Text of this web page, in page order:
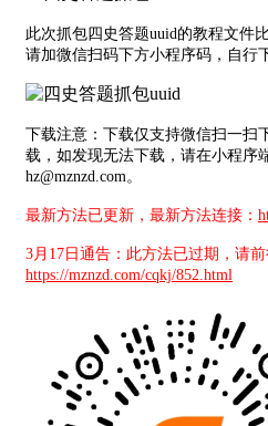
此次抓包四史答题uuid的教程文件
请加微信扫码下方小程序码，自行
下载注意：下载仅支持微信扫一扫
载，如发现无法下载，请在小程序
hz@mznzd.com。
最新方法已更新，最新方法连接：
3月17日通告：此方法已过期，请前
https://mznzd.com/cqkj/852.html